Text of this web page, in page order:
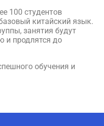
100 студентов
китайский язык.
занятия будут
и продлятся до
обучения и